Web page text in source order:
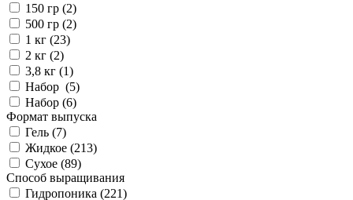
150 гр (2)
500 гр (2)
1 кг (23)
2 кг (2)
3,8 кг (1)
Набор (5)
Набор (6)
Формат выпуска
Гель (7)
Жидкое (213)
Сухое (89)
Способ выращивания
Гидропоника (221)